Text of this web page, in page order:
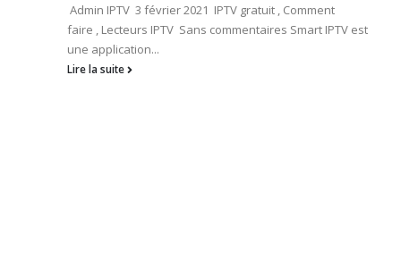
Admin IPTV 3 février 2021 IPTV gratuit , Comment
faire , Lecteurs IPTV Sans commentaires Smart IPTV est
une application...
Lire la suite